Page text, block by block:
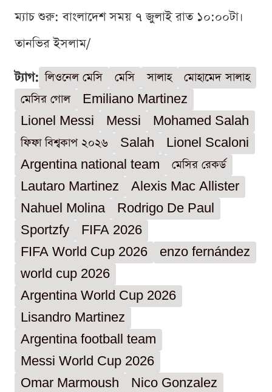
ম্যাচ শুরু: বাংলাদেশ সময় ৭ জুলাই রাত ১০:০০টা।
তানভির ইসলাম/
ট্যাগ: লিওনেল মেসি মেসি সালাহ
মোহামেদ সালাহ
মেসির গোল
Emiliano Martinez
Lionel Messi
Messi
Mohamed Salah
ফিফা বিশ্বকাপ ২০২৬
Salah
Lionel Scaloni
Argentina national team
মেসির রেকর্ড
Lautaro Martinez
Alexis Mac Allister
Nahuel Molina
Rodrigo De Paul
Sportzfy
FIFA 2026
FIFA World Cup 2026
enzo fernández
world cup 2026
Argentina World Cup 2026
Lisandro Martinez
Argentina football team
Messi World Cup 2026
Omar Marmoush
Nico Gonzalez